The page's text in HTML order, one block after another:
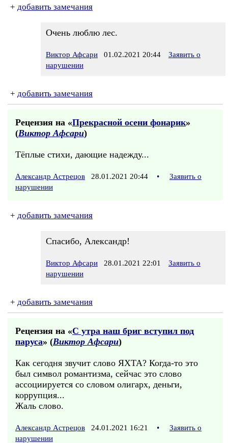
+ добавить замечания
Очень люблю лес.
Виктор Афсари 01.02.2021 20:44
Заявить о
нарушении
+ добавить замечания
Рецензия на «Прекрасной осени фонарик»
(Виктор Афсари)
Тёплые стихи, дающие надежду...
Александр Астрецов 28.01.2021 20:44 •
Заявить о
нарушении
+ добавить замечания
Спасибо, Александр!
Виктор Афсари 28.01.2021 22:01
Заявить о
нарушении
+ добавить замечания
Рецензия на «С утра наш бриг вступил под
паруса» (Виктор Афсари)
Как сегодня звучит слово ЯХТА? Когда-то это
был символ романтизма, сейчас это слово
ассоциируется со словом олигарх, деньги,
коррупция...
Жаль слово.
Александр Астрецов 24.01.2021 16:21 •
Заявить о
нарушении